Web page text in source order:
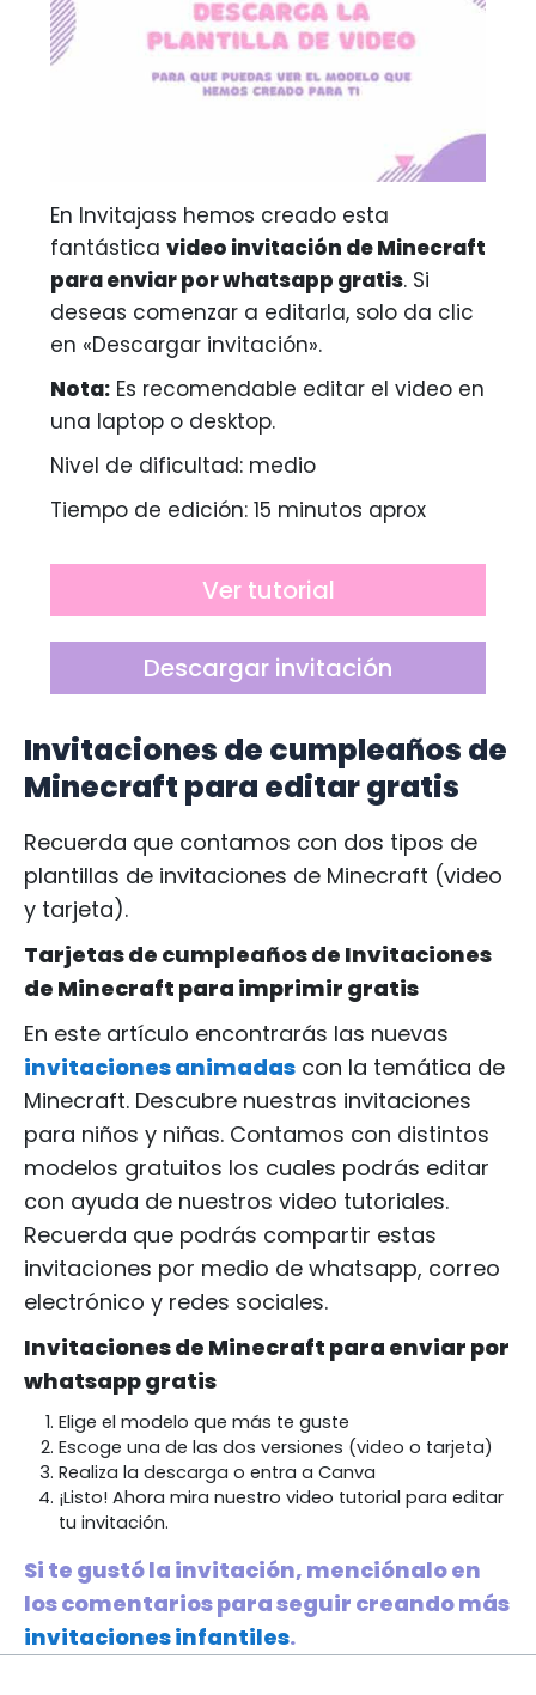
En Invitajass hemos creado esta
fantástica video invitación de Minecraft
para enviar por whatsapp gratis. Si
deseas comenzar a editarla, solo da clic
en «Descargar invitación».
Nota:Es recomendable editar el video en
una laptop o desktop.
Nivel de dificultad: medio
Tiempo de edición: 15 minutos aprox
Ver tutorial
Descargar invitación
Invitaciones de cumpleaños de
Minecraft para editar gratis
Recuerda que contamos con dos tipos de
plantillas de invitaciones de Minecraft (video
y tarjeta).
Tarjetas de cumpleaños de Invitaciones
de Minecraft para imprimir gratis
En este artículo encontrarás las nuevas
invitaciones animadas con la temática de
Minecraft. Descubre nuestras invitaciones
para niños y niñas. Contamos con distintos
modelos gratuitos los cuales podrás editar
con ayuda de nuestros video tutoriales.
Recuerda que podrás compartir estas
invitaciones por medio de whatsapp, correo
electrónico y redes sociales.
Invitaciones de Minecraft para enviar por
whatsapp gratis
Elige el modelo que más te guste
Escoge una de las dos versiones (video o tarjeta)
Realiza la descarga o entra a Canva
¡Listo! Ahora mira nuestro video tutorial para editar
tu invitación.
Si te gustó la invitación, menciónalo en
los comentarios para seguir creando más
invitaciones infantiles.